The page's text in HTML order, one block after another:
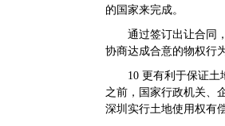
的国家来完成。
通过签订出让合同
协商达成合意的物权行
10 更有利于保证土
之前，国家行政机关、
深圳实行土地使用权有